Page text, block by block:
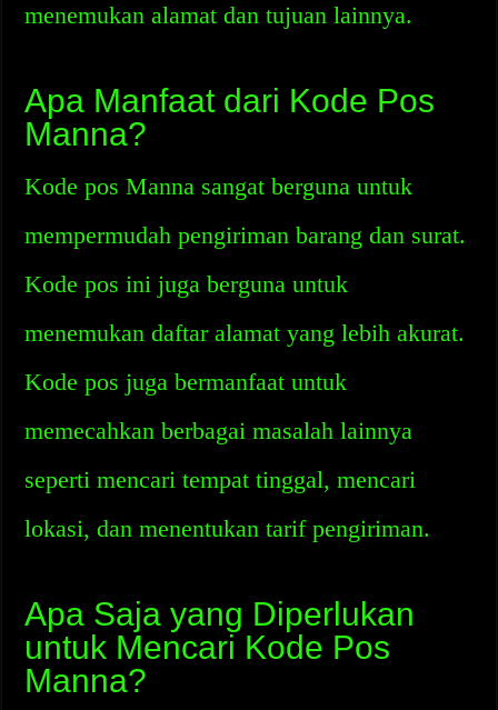
menemukan alamat dan tujuan lainnya.
Apa Manfaat dari Kode Pos
Manna?
Kode pos Manna sangat berguna untuk
mempermudah pengiriman barang dan surat.
Kode pos ini juga berguna untuk
menemukan daftar alamat yang lebih akurat.
Kode pos juga bermanfaat untuk
memecahkan berbagai masalah lainnya
seperti mencari tempat tinggal, mencari
lokasi, dan menentukan tarif pengiriman.
Apa Saja yang Diperlukan
untuk Mencari Kode Pos
Manna?